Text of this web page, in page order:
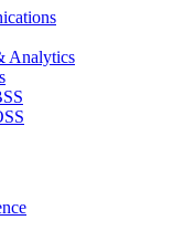
Analytics